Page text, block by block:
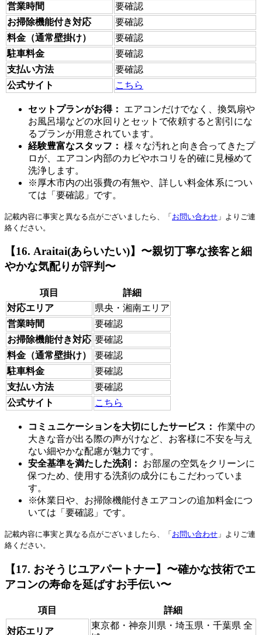
営業時間
要確認
お掃除機能付き対応
要確認
料金（通常壁掛け）
要確認
駐車料金
要確認
支払い方法
要確認
公式サイト
こちら
セットプランがお得：
エアコンだけでなく、換気扇や
お風呂場などの水回りとセットで依頼すると割引にな
るプランが用意されています。
経験豊富なスタッフ： 様々な汚れと向き合ってきたプ
ロが、エアコン内部のカビやホコリを的確に見極めて
洗浄します。
※厚木市内の出張費の有無や、詳しい料金体系につい
ては「要確認」です。
記載内容に事実と異なる点がございましたら、「 お問い合わせ 」よりご連
絡ください。
【16. Araitai(あらいたい)】〜親切丁寧な接客と細
やかな気配りが評判〜
項目
詳細
対応エリア
県央・湘南エリア
営業時間
要確認
お掃除機能付き対応 要確認
料金（通常壁掛け）
要確認
駐車料金
要確認
支払い方法
要確認
公式サイト
こちら
コミュニケーションを大切にしたサービス： 作業中の
大きな音が出る際の声がけなど、お客様に不安を与え
ない細やかな配慮が魅力です。
安全基準を満たした洗剤：
お部屋の空気をクリーンに
保つため、使用する洗剤の成分にもこだわっていま
す。
※休業日や、お掃除機能付きエアコンの追加料金につ
いては「要確認」です。
記載内容に事実と異なる点がございましたら、「 お問い合わせ 」よりご連
絡ください。
【17. おそうじユアパートナー】〜確かな技術でエ
アコンの寿命を延ばすお手伝い〜
項目 詳細
対応エリア
東京都・神奈川県・埼玉県・千葉県 全